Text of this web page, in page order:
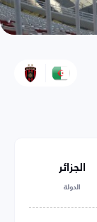
الجزائر
الدولة